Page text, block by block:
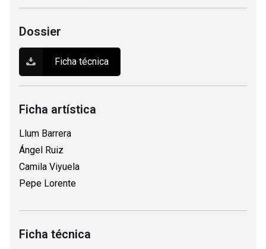
Dossier
Ficha técnica
Ficha artística
Llum Barrera
Ángel Ruiz
Camila Viyuela
Pepe Lorente
Ficha técnica